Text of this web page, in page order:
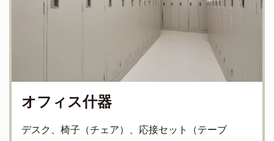
オフィス什器
デスク、椅子（チェア）、応接セット（テーブ